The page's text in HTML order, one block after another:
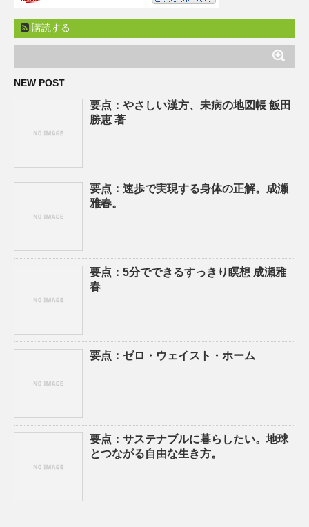
購読する
NEW POST
要点：やさしい漢方、未病の地図帳 飯田
勝恵 著
要点：速歩で実現する身体の正解。成瀬
雅春。
要点：5分でできるすっきり瞑想 成瀬雅
春
要点：ゼロ・ウェイスト・ホーム
要点：サステナブルに暮らしたい。地球
とつながる自由な生き方。